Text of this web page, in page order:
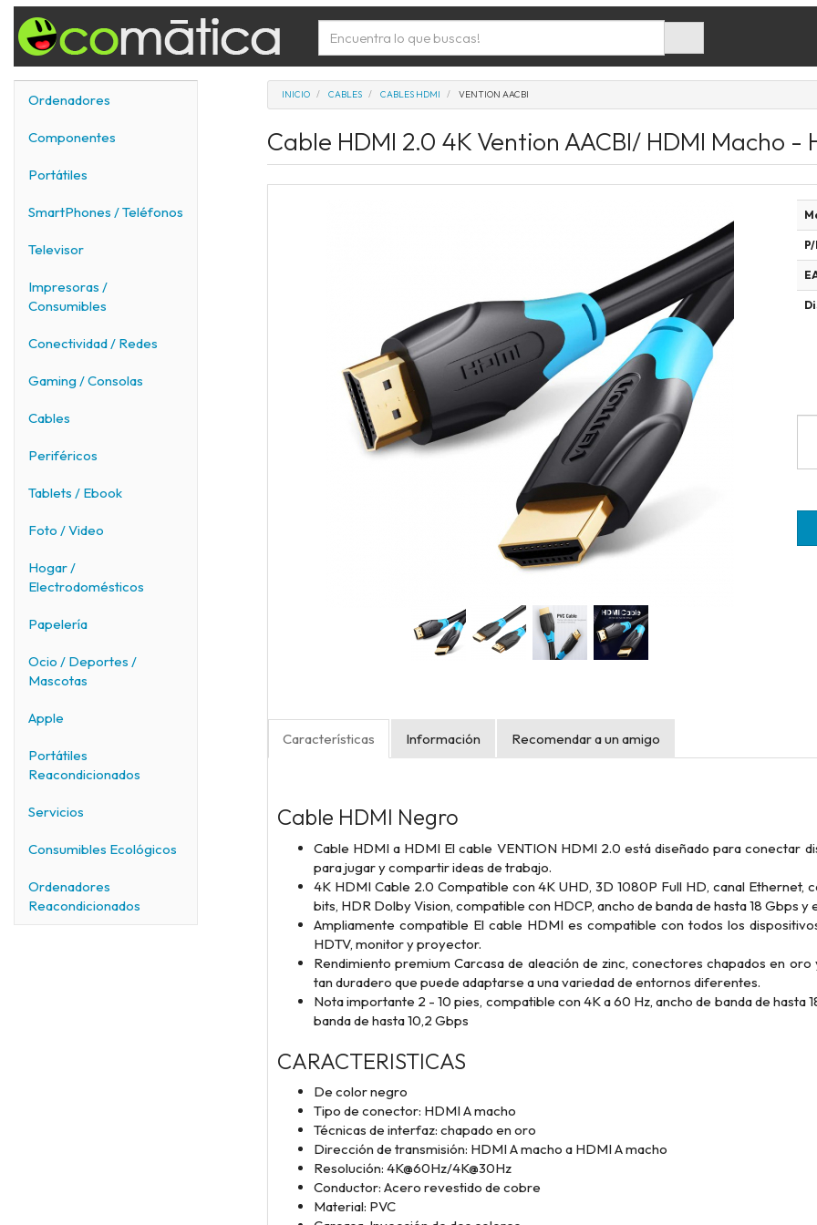
Ordenadores
Componentes
Portátiles
SmartPhones / Teléfonos
Televisor
Impresoras /
Consumibles
Conectividad / Redes
Gaming / Consolas
Cables
Periféricos
Tablets / Ebook
Foto / Video
Hogar /
Electrodomésticos
Papelería
Ocio / Deportes /
Mascotas
Apple
Portátiles
Reacondicionados
Servicios
Consumibles Ecológicos
Ordenadores
Reacondicionados
INICIO CABLES CABLES HDMI VENTION AACBI
Cable HDMI 2.0 4K Vention AACBI/ HDMI Macho
Características Información Recomendar a un amigo
Cable HDMI Negro
Cable HDMI a HDMI El cable VENTION HDMI 2.0 está diseñado para conectar
para jugar y compartir ideas de trabajo.
4K HDMI Cable 2.0 Compatible con 4K UHD, 3D 1080P Full HD, canal
bits, HDR Dolby Vision, compatible con HDCP, ancho de banda de hasta 18 Gbps
Ampliamente compatible El cable HDMI es compatible con todos los
HDTV, monitor y proyector.
Rendimiento premium Carcasa de aleación de zinc, conectores chapados en
tan duradero que puede adaptarse a una variedad de entornos diferentes.
Nota importante 2 - 10 pies, compatible con 4K a 60 Hz, ancho de banda de hasta
banda de hasta 10,2 Gbps
CARACTERISTICAS
De color negro
Tipo de conector: HDMI A macho
Técnicas de interfaz: chapado en oro
Dirección de transmisión: HDMI A macho a HDMI A macho
Resolución: 4K@60Hz/4K@30Hz
Conductor: Acero revestido de cobre
Material: PVC